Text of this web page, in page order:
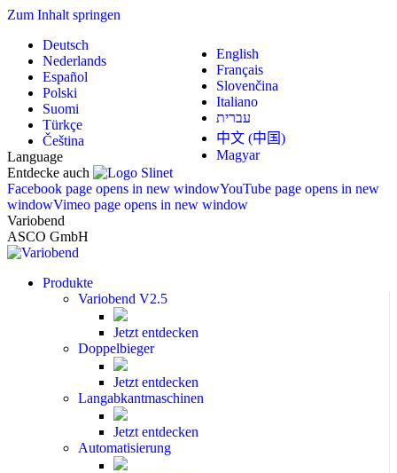
Zum Inhalt springen
Deutsch
English
Nederlands
Français
Español
Slovenčina
Polski
Italiano
Suomi
עברית
Türkçe
中文 (中国)
Čeština
Magyar
Language
Entdecke auch
Facebook page opens in new windowYouTube page opens in new
windowVimeo page opens in new window
Variobend
ASCO GmbH
Produkte
Variobend V2.5
Jetzt entdecken
Doppelbieger
Jetzt entdecken
Langabkantmaschinen
Jetzt entdecken
Automatisierung